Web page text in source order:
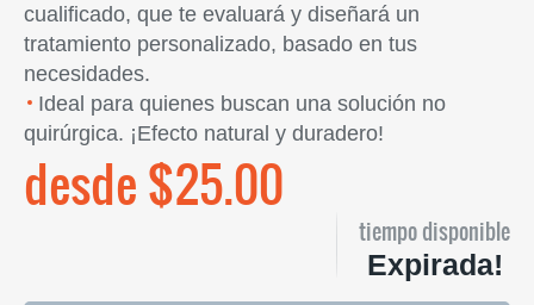
cualificado, que te evaluará y diseñará un
tratamiento personalizado, basado en tus
necesidades.
Ideal para quienes buscan una solución no
quirúrgica. ¡Efecto natural y duradero!
desde $25.00
tiempo disponible
Expirada!